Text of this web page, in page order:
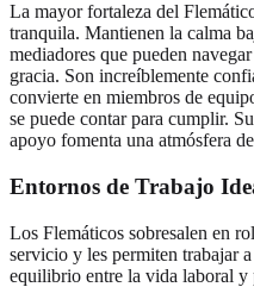
La mayor fortaleza del
tranquila. Mantienen la calma
mediadores que pueden
gracia. Son increíblemente
convierte en miembros de
se puede contar para cumplir.
apoyo fomenta una atmósfera
Entornos de Trabajo
Los Flemáticos sobresalen en
servicio y les permiten trabajar
equilibrio entre la vida laboral y